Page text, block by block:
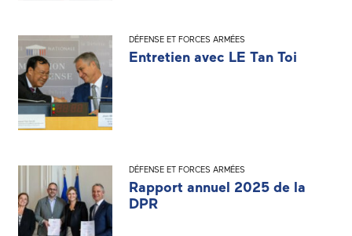
DÉFENSE ET FORCES ARMÉES
Entretien avec LE Tan Toi
DÉFENSE ET FORCES ARMÉES
Rapport annuel 2025 de la
DPR